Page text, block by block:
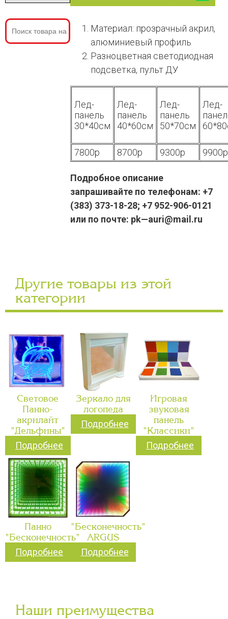
Материал: прозрачный акрил,
алюминиевый профиль
Разноцветная светодиодная
подсветка, пульт ДУ
Лед-
панель
30*40см
Лед-
панель
40*60см
Лед-
панель
50*70см
Лед-
7800р 8700р 9300р 9900р
Подробное описание
запрашивайте по телефонам: +7
(383) 373-18-28; +7 952-906-0121
или по почте: pk—auri@mail.ru
Другие товары из этой
категории
Световое
Панно-
акрилайт
"Дельфины"
Подробнее
Зеркало для
логопеда
Подробнее
Игровая
звуковая
панель
"Классики"
Подробнее
Панно
"Бесконечность"
Подробнее
"Бесконечность"
ARGUS
Подробнее
Наши преимущества